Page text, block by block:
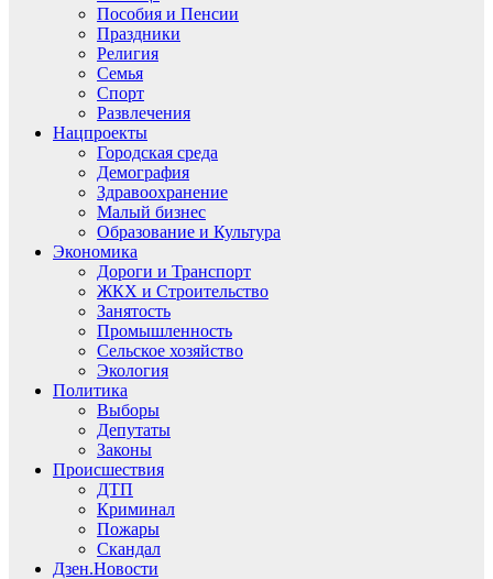
Пособия и Пенсии
Праздники
Религия
Семья
Спорт
Развлечения
Нацпроекты
Городская среда
Демография
Здравоохранение
Малый бизнес
Образование и Культура
Экономика
Дороги и Транспорт
ЖКХ и Строительство
Занятость
Промышленность
Сельское хозяйство
Экология
Политика
Выборы
Депутаты
Законы
Происшествия
ДТП
Криминал
Пожары
Скандал
Дзен.Новости